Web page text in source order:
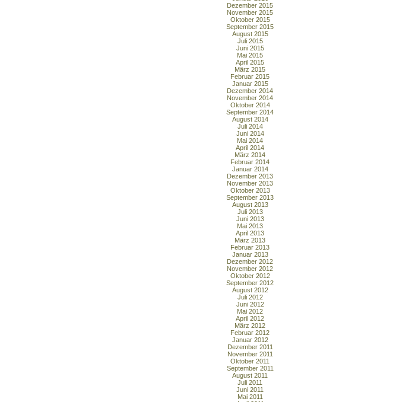
Dezember 2015
November 2015
Oktober 2015
September 2015
August 2015
Juli 2015
Juni 2015
Mai 2015
April 2015
März 2015
Februar 2015
Januar 2015
Dezember 2014
November 2014
Oktober 2014
September 2014
August 2014
Juli 2014
Juni 2014
Mai 2014
April 2014
März 2014
Februar 2014
Januar 2014
Dezember 2013
November 2013
Oktober 2013
September 2013
August 2013
Juli 2013
Juni 2013
Mai 2013
April 2013
März 2013
Februar 2013
Januar 2013
Dezember 2012
November 2012
Oktober 2012
September 2012
August 2012
Juli 2012
Juni 2012
Mai 2012
April 2012
März 2012
Februar 2012
Januar 2012
Dezember 2011
November 2011
Oktober 2011
September 2011
August 2011
Juli 2011
Juni 2011
Mai 2011